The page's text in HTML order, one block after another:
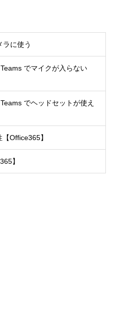
ラに使う
でマイクが入らない
でヘッドセットが使え
Office365】
】